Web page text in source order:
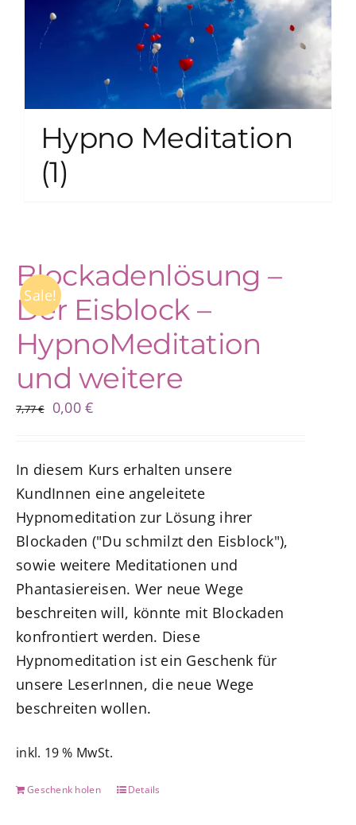
Hypno Meditation
(1)
Sale!
Blockadenlösung –
Der Eisblock –
HypnoMeditation
und weitere
7,77€
Ursprünglicher
7,77 €
0,00€Aktueller
0,00 €.
In diesem Kurs erhalten unsere
KundInnen eine angeleitete
Hypnomeditation zur Lösung ihrer
Blockaden ("Du schmilzt den Eisblock"),
sowie weitere Meditationen und
Phantasiereisen. Wer neue Wege
beschreiten will, könnte mit Blockaden
konfrontiert werden. Diese
Hypnomeditation ist ein Geschenk für
unsere LeserInnen, die neue Wege
beschreiten wollen.
inkl. 19 % MwSt.
Geschenk holen Details